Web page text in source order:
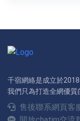
千宿網絡是成立於
我們只為打造全網優質
售後聯系網頁客